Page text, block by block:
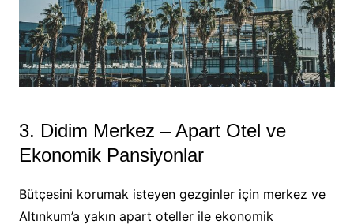
3. Didim Merkez – Apart Otel ve
Ekonomik Pansiyonlar
Bütçesini korumak isteyen gezginler için merkez ve
Altınkum’a yakın apart oteller ile ekonomik